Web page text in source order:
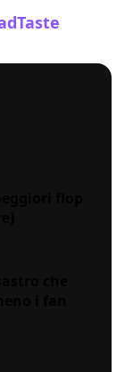
flop
che
i fan